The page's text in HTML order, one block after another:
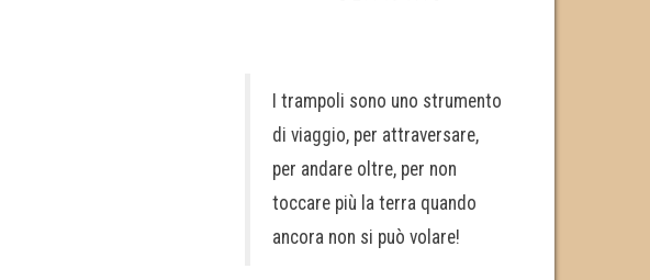
I trampoli sono uno strumento
di viaggio, per attraversare,
per andare oltre, per non
toccare più la terra quando
ancora non si può volare!